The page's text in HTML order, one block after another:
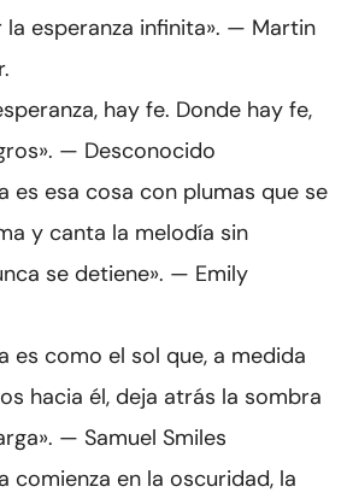
la esperanza infinita». — Martin
hay fe. Donde hay fe,
— Desconocido
es esa cosa con plumas que se
y canta la melodía sin
se detiene». — Emily
es como el sol que, a medida
hacia él, deja atrás la sombra
— Samuel Smiles
comienza en la oscuridad, la